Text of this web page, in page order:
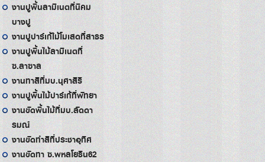
งานปูพื้นลามิเนตที่นิคม
บางปู
งานปูปาร์เก้ไม้โมเสดที่สาธร
งานปูพื้นไม้ลามิเนตที่
ซ.ลาซาล
งานทาสีที่มบ.นุศาสิริ
งานปูพื้นไม้ปาร์เก้ที่พัทยา
งานขัดพื้นไม้ที่มบ.ลัดดา
รมณ์
งานขัดทำสีที่ประชาอุทิศ
งานขัดทา ซ.พหลโยธิน62